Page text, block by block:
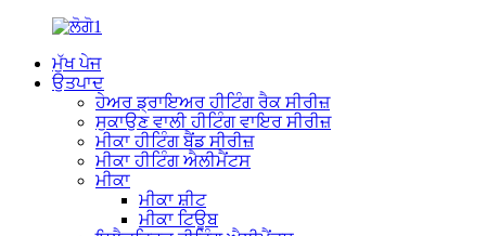
ਮੁੱਖ ਪੇਜ
ਉਤਪਾਦ
ਹੇਅਰ ਡ੍ਰਾਇਅਰ ਹੀਟਿੰਗ ਰੈਕ ਸੀਰੀਜ਼
ਸੁਕਾਉਣ ਵਾਲੀ ਹੀਟਿੰਗ ਵਾਇਰ ਸੀਰੀਜ਼
ਮੀਕਾ ਹੀਟਿੰਗ ਬੈਂਡ ਸੀਰੀਜ਼
ਮੀਕਾ ਹੀਟਿੰਗ ਐਲੀਮੈਂਟਸ
ਮੀਕਾ
ਮੀਕਾ ਸ਼ੀਟ
ਮੀਕਾ ਟਿਊਬ